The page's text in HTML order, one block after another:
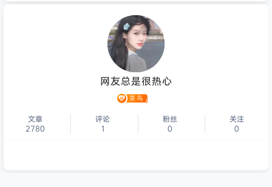
个人主页
网友总是很热心
文章
2780
评论
1
粉丝
0
关注
0